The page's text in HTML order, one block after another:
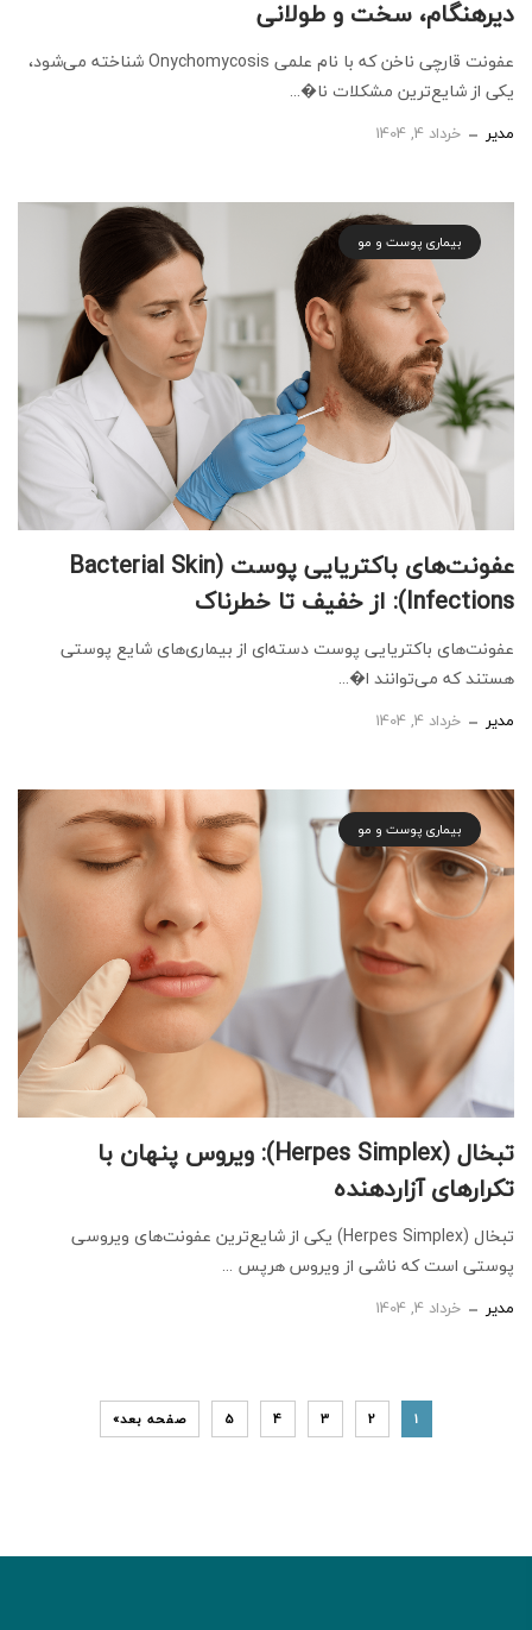
دیرهنگام، سخت و طولانی
عفونت قارچی ناخن که با نام علمی Onychomycosis شناخته می‌شود،
یکی از شایع‌ترین مشکلات نا�...
مدیر خرداد 4, 1404
بیماری پوست و مو
عفونت‌های باکتریایی پوست (Bacterial Skin
Infections): از خفیف تا خطرناک
عفونت‌های باکتریایی پوست دسته‌ای از بیماری‌های شایع پوستی
هستند که می‌توانند ا�...
مدیر خرداد 4, 1404
بیماری پوست و مو
تبخال (Herpes Simplex): ویروس پنهان با
تکرارهای آزاردهنده
تبخال (Herpes Simplex) یکی از شایع‌ترین عفونت‌های ویروسی
پوستی است که ناشی از ویروس هرپس ...
مدیر خرداد 4, 1404
1
2
3
4
5 صفحه بعد»